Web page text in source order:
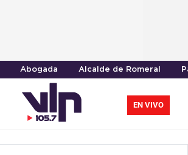
Abogada Alcalde de Romeral
EN VIVO